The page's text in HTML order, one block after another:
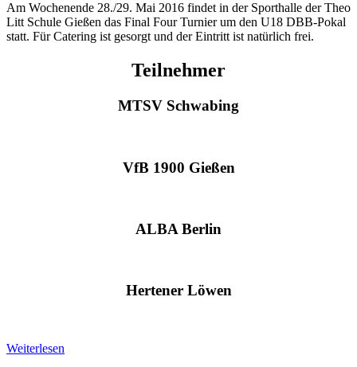
Am Wochenende 28./29. Mai 2016 findet in der Sporthalle der Theo
Litt Schule Gießen das Final Four Turnier um den U18 DBB-Pokal
statt. Für Catering ist gesorgt und der Eintritt ist natürlich frei.
Teilnehmer
MTSV Schwabing
VfB 1900 Gießen
ALBA Berlin
Hertener Löwen
Weiterlesen